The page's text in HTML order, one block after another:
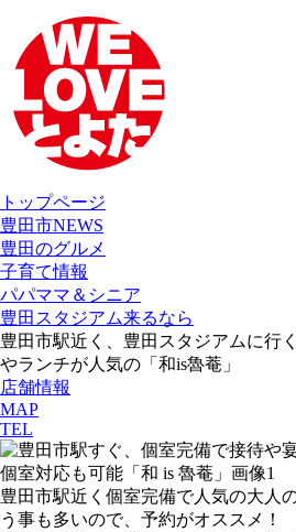
トップページ
豊田市NEWS
豊田のグルメ
子育て情報
パパママ＆シニア
豊田スタジアム来るなら
豊田市駅近く、豊田スタジアムに行
やランチが人気の「和is魯菴」
店舗情報
MAP
TEL
豊田市駅近く個室完備で人気の大人
う事も多いので、予約がオススメ！